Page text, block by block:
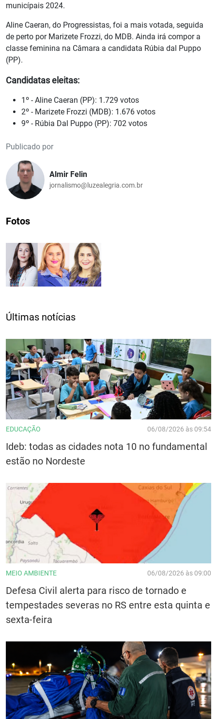
municípais 2024.
Aline Caeran, do Progressistas, foi a mais votada, seguida
de perto por Marizete Frozzi, do MDB. Ainda irá compor a
classe feminina na Câmara a candidata Rúbia dal Puppo
(PP).
Candidatas eleitas:
1º - Aline Caeran (PP): 1.729 votos
2º - Marizete Frozzi (MDB): 1.676 votos
9º - Rúbia Dal Puppo (PP): 702 votos
Publicado por
Almir Felin
jornalismo@luzealegria.com.br
Fotos
Últimas notícias
EDUCAÇÃO 06/08/2026 às 09:54
Ideb: todas as cidades nota 10 no fundamental
estão no Nordeste
MEIO AMBIENTE 06/08/2026 às 09:00
Defesa Civil alerta para risco de tornado e
tempestades severas no RS entre esta quinta e
sexta-feira